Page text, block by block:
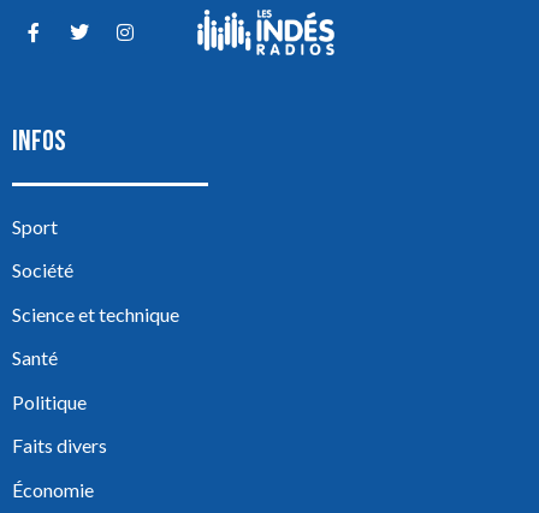
INFOS
Sport
Société
Science et technique
Santé
Politique
Faits divers
Économie